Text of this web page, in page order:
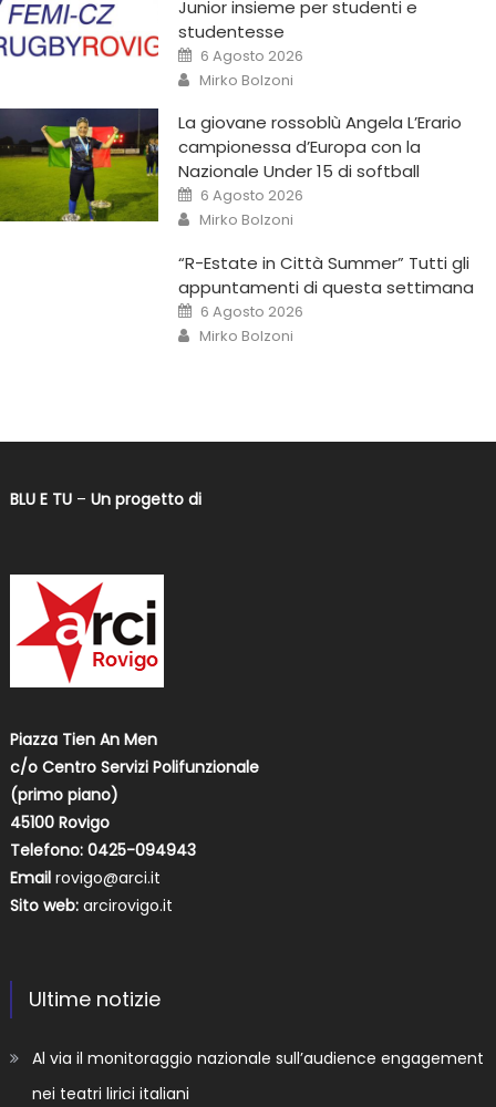
Junior insieme per studenti e
studentesse
6 Agosto 2026
Mirko Bolzoni
La giovane rossoblù Angela L’Erario
campionessa d’Europa con la
Nazionale Under 15 di softball
6 Agosto 2026
Mirko Bolzoni
“R-Estate in Città Summer” Tutti gli
appuntamenti di questa settimana
6 Agosto 2026
Mirko Bolzoni
BLU E TU– Un progetto di
Piazza Tien An Men
c/o Centro Servizi Polifunzionale
(primo piano)
45100 Rovigo
Telefono: 0425-094943
Email rovigo@arci.it
Sito web: arcirovigo.it
Ultime notizie
Al via il monitoraggio nazionale sull’audience engagement
nei teatri lirici italiani